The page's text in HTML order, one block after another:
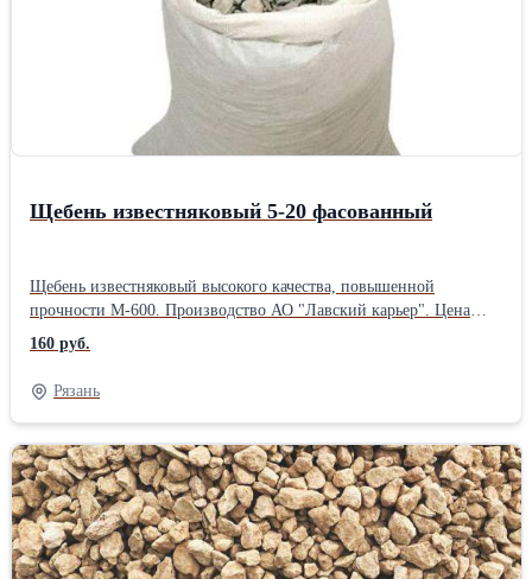
Щебень известняковый 5-20 фасованный
Щебень известняковый высокого качества, повышенной
прочности М-600. Производство АО "Лавский карьер". Цена
указана с учётом погрузки в автотранспорт. При заказе
большого объёма возможна скидка!Вид щебня: Известняковый
Фракция: Средний Форма поставки: Фасованный Марка щебня:
М600
160 руб.
Рязань